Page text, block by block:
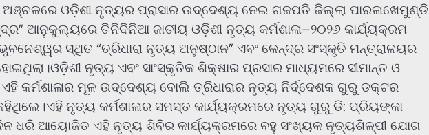
ଅଞ୍ଚଳରେ ଓଡ଼ିଶୀ ନୃତ୍ୟର ପ୍ରାସାର ଉଦ୍ଦେଶ୍ୟ ନେଇ ଗଜପତି ଜିଲ୍ଲା ପାରଳାଖେମୁଣ୍ଡି
ଆନୁକୁଲ୍ୟରେ ତିନିଦିନିଆ ଜାତୀୟ ଓଡ଼ିଶୀ ନୃତ୍ୟ କର୍ମଶାଳା–୨୦୨୬ କାର୍ଯ୍ୟକ୍ରମ
ସ୍ଥିତ “ତ୍ରିଧାରା ନୃତ୍ୟ ଅନୁଷ୍ଠାନ” ଏବଂ କେନ୍ଦ୍ର ସଂସ୍କୃତି ମନ୍ତ୍ରାଳୟର
ନୃତ୍ୟ ଏବଂ ସାଂସ୍କୃତିକ ଶିକ୍ଷାର ପ୍ରସାର ମାଧ୍ୟମରେ ସୀମାନ୍ତ ଓ
କର୍ମଶାଳାର ମୂଳ ଉଦ୍ଦେଶ୍ୟ ବୋଲି ତ୍ରିଧାରାର ନୃତ୍ୟ ନିର୍ଦ୍ଦେଶକ ଗୁରୁ ଡକ୍ଟର
ନୃତ୍ୟ କର୍ମଶାଳାର ସମସ୍ତ କାର୍ଯ୍ୟକ୍ରମରେ ନୃତ୍ୟ ଗୁରୁ ଡି: ପ୍ରିୟଙ୍କା
ଧରି ଆୟୋଜିତ ଏହି ନୃତ୍ୟ ଶିବିର କାର୍ଯ୍ୟକ୍ରମରେ ବହୁ ସଂଖ୍ୟକ ନୃତ୍ୟଶିଳ୍ପୀ ଯୋଗ